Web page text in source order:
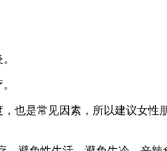
也是常见因素，所以建议女